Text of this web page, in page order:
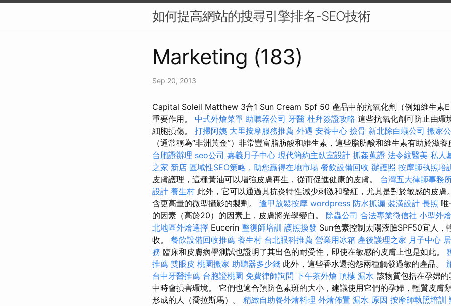
如何提高網站的搜尋引擎排名-SEO技術
Marketing (183)
Sep 20, 2013
Capital Soleil Matthew 3合1 Sun Cream Spf 50 產品中的抗氧化劑（例如維生素
重要作用。 中式外燴菜單 助聽器公司 牙醫 杜拜簽證攻略 這些抗氧化劑可防止由環
細胞損傷。 打掃阿姨 大里按摩服務推薦 外遇 安養中心 撿骨 新北除白蟻公司 搬家
（通常稱為“非洲黃金”）非常豐富脂肪酸和維生素，這些脂肪酸和維生素有助於滋養
台胞證辦理 seo公司 嘉義月子中心 現代簡約主臥室設計 抓姦蒐證 法令紋醫美 私人
之家 新店 區域性SEO策略，助您贏得在地市場 餐飲設備回收 辦護照 按摩師執照培
皮膚護理，這種黃油可以增強皮膚再生，從而促進健康的皮膚。 台灣五大律師事務
設計 養生村 此外，它可以通過其抗炎特性減少刺激和發紅，尤其是對於敏感的皮膚
含更高量的微型攝影的製劑。 逢甲放鬆按摩 wordpress 防水抓漏 裝潢設計 長照 唯
的因素（高於20）的因素上，皮膚將光學變白。 除蟲公司 合法專業徵信社 小型外
北地區外燴選擇 Eucerin 整復師培訓 護照換發 Sun色素控制太陽液臉SPF50宜人，
收。 餐飲設備回收推薦 養生村 台北眼科推薦 營業用冰箱 產後護理之家 月子中心
務 臨床和皮膚病學測試也證明了其出色的耐受性，即使在敏感的皮膚上也是如此。
推薦 雙眼皮 桃園搬家 助聽器多少錢 此外，這些香水還抱怨兩種觸發過敏的產品。
台中牙醫推薦 台胞證桃園 免費律師詢問 下午茶外燴 頂樓 漏水 該物質包括在孕婦
中時會損害環境。 它們也適合預防色素斑的大小，建議使用它們的孕婦，輕質皮膚
形成的人（喬拉斯馬）。 精緻自助餐外燴料理 外燴佈置 漏水 原因 按摩師執照培訓